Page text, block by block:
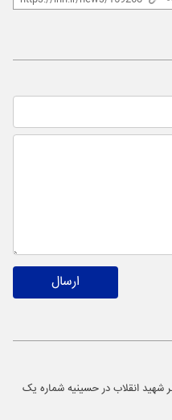
ارسال
شهید انقلاب در حسینیه شماره یک